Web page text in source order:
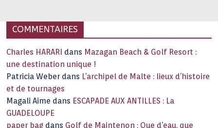
COMMENTAIRES
Charles HARARI dans Mazagan Beach & Golf Resort :
une destination unique !
Patricia Weber dans L’archipel de Malte : lieux d’histoire
et de tournages
Magali Aime dans ESCAPADE AUX ANTILLES : La
GUADELOUPE
paper bag dans Golf de Maintenon : Que d’eau, que